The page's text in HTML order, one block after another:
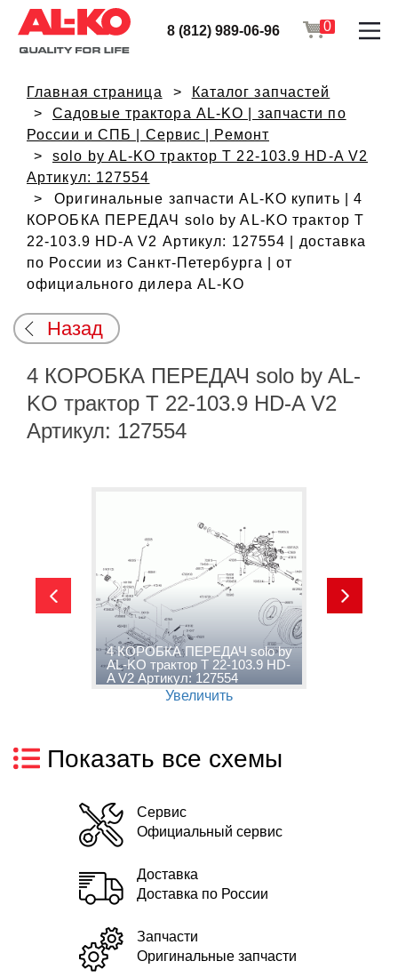
8 (812) 989-06-96 0
Главная страница
Каталог запчастей
Садовые трактора AL-KO | запчасти по
России и СПБ | Сервис | Ремонт
solo by AL-KO трактор T 22-103.9 HD-A V2
Артикул: 127554
Оригинальные запчасти AL-KO купить | 4
КОРОБКА ПЕРЕДАЧ solo by AL-KO трактор T
22-103.9 HD-A V2 Артикул: 127554 | доставка
по России из Санкт-Петербурга | от
официального дилера AL-KO
Назад
4 КОРОБКА ПЕРЕДАЧ solo by AL-
KO трактор T 22-103.9 HD-A V2
Артикул: 127554
4 КОРОБКА ПЕРЕДАЧ solo by
AL-KO трактор T 22-103.9 HD-
A V2 Артикул: 127554
Увеличить
Показать все схемы
Сервис
Официальный сервис
Доставка
Доставка по России
Запчасти
Оригинальные запчасти